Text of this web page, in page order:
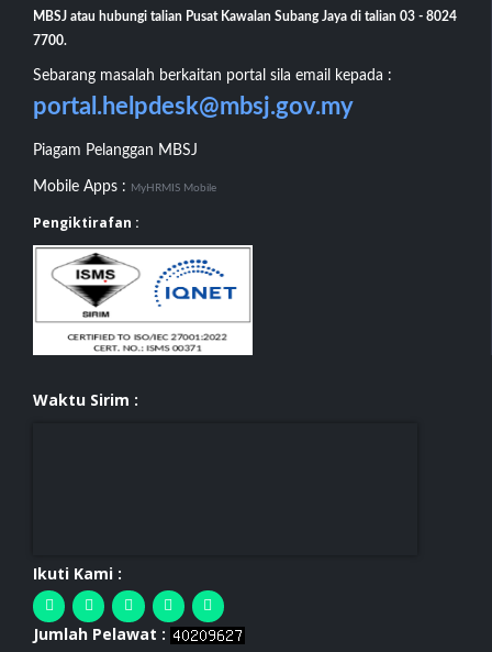
MBSJ atau hubungi talian Pusat Kawalan Subang Jaya di talian 03 - 8024
7700.
Sebarang masalah berkaitan portal sila email kepada :
portal.helpdesk@mbsj.gov.my
Piagam Pelanggan MBSJ
Mobile Apps : MyHRMIS Mobile
Pengiktirafan :
Waktu Sirim :
Ikuti Kami :
Jumlah Pelawat :